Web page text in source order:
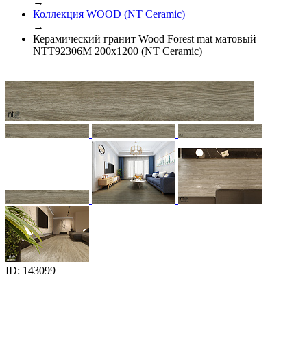
Коллекция WOOD (NT Ceramic)
→
Керамический гранит Wood Forest mat матовый
NTT92306M 200x1200 (NT Ceramic)
ID: 143099